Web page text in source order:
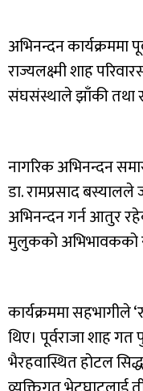
अभिनन्दन कार्यक्रममा
राज्यलक्ष्मी शाह
संघसंस्थाले झाँकी तथा
नागरिक अभिनन्दन
डा. रामप्रसाद
अभिनन्दन गर्न आतुर
मुलुकको अभिभावकको
कार्यक्रममा सहभागीले
थिए। पूर्वराजा शाह
भैरहवास्थित होटल